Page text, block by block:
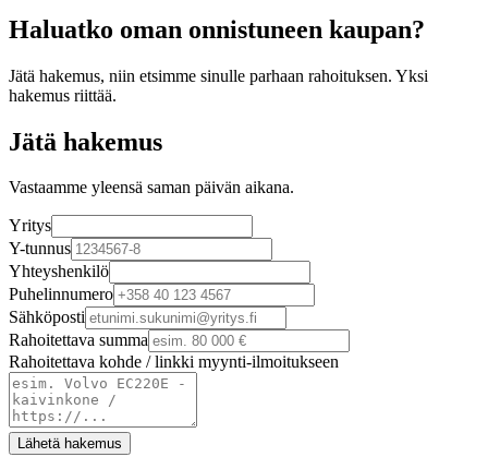
Haluatko oman onnistuneen kaupan?
Jätä hakemus, niin etsimme sinulle parhaan rahoituksen. Yksi
hakemus riittää.
Jätä hakemus
Vastaamme yleensä saman päivän aikana.
Yritys
Y-tunnus
Yhteyshenkilö
Puhelinnumero
Sähköposti
Rahoitettava summa
Rahoitettava kohde / linkki myynti-ilmoitukseen
Lähetä hakemus